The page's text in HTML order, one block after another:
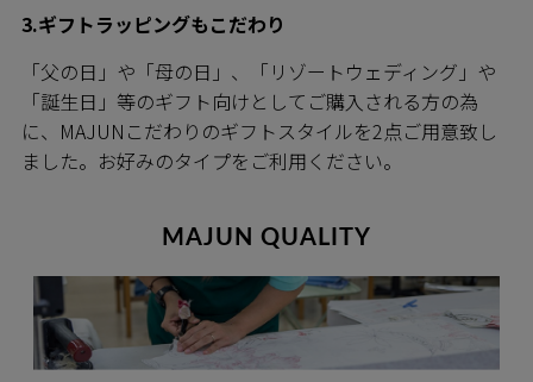
3.ギフトラッピングもこだわり
「父の日」や「母の日」、「リゾートウェディング」や
「誕生日」等のギフト向けとしてご購入される方の為
に、MAJUNこだわりのギフトスタイルを2点ご用意致し
ました。お好みのタイプをご利用ください。
MAJUN QUALITY